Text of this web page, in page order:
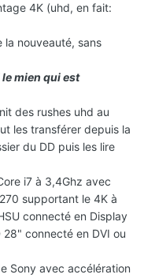
4K (uhd, en fait:
la nouveauté, sans
mien qui est
des rushes uhd au
les transférer depuis la
du DD puis les lire
i7 à 3,4Ghz avec
supportant le 4K à
connecté en Display
connecté en DVI ou
Sony avec accélération